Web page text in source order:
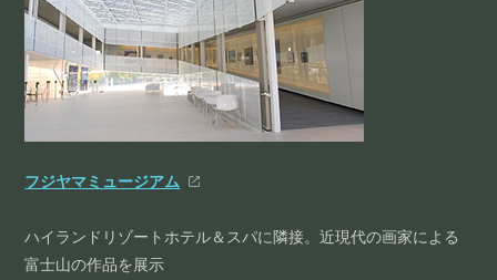
フジヤマミュージアム
ハイランドリゾートホテル＆スパに隣接。近現代の画家による
富士山の作品を展示